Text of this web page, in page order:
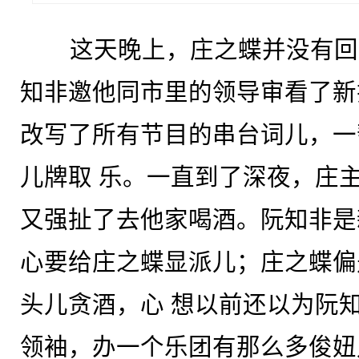
这天晚上，庄之蝶并没有
知非邀他同市里的领导审看了
改写了所有节目的串台词儿，
儿牌取 乐。一直到了深夜，庄
又强扯了去他家喝酒。阮知非
心要给庄之蝶显派儿；庄之蝶
头儿贪酒，心 想以前还以为阮
领袖，办一个乐团有那么多俊